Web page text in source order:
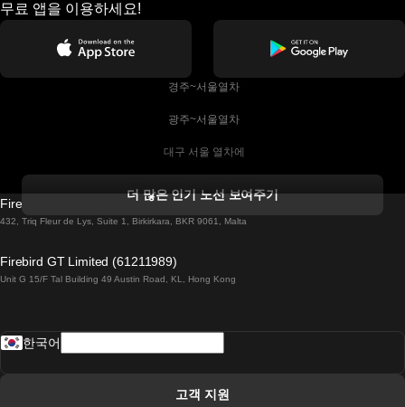
무료 앱을 이용하세요!
경주~서울열차
광주~서울열차
대구 서울 열차에
더블린에서 골웨이 열차
로마에서 나폴리 열차
더 많은 인기 노선 보여주기
Firebird GT Limited (OC 1451)
432, Triq Fleur de Lys, Suite 1, Birkirkara, BKR 9061, Malta
Firebird GT Limited (61211989)
Unit G 15/F Tal Building 49 Austin Road, KL, Hong Kong
한국어
고객 지원